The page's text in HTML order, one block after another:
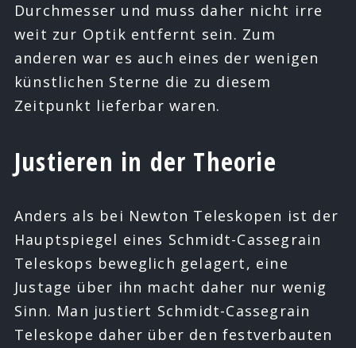
Durchmesser und muss daher nicht irre
weit zur Optik entfernt sein. Zum
anderen war es auch eines der wenigen
künstlichen Sterne die zu diesem
Zeitpunkt lieferbar waren.
Justieren in der Theorie
Anders als bei Newton Teleskopen ist der
Hauptspiegel eines Schmidt-Cassegrain
Teleskops beweglich gelagert, eine
Justage über ihn macht daher nur wenig
Sinn. Man justiert Schmidt-Cassegrain
Teleskope daher über den festverbauten